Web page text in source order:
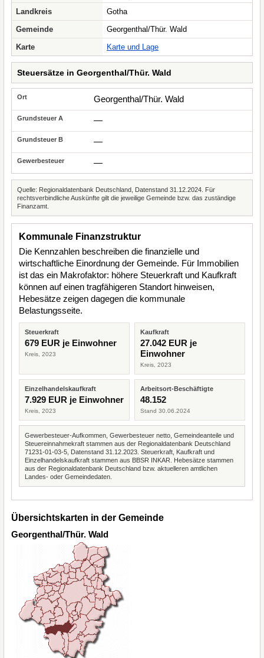
Landkreis
Gotha
Gemeinde
Georgenthal/Thür. Wald
Karte
Karte und Lage
Steuersätze in Georgenthal/Thür. Wald
Georgenthal/Thür. Wald
—
—
—
Quelle: Regionaldatenbank Deutschland, Datenstand 31.12.2024. Für
rechtsverbindliche Auskünfte gilt die jeweilige Gemeinde bzw. das zuständige
Finanzamt.
Kommunale Finanzstruktur
Die Kennzahlen beschreiben die finanzielle und
wirtschaftliche Einordnung der Gemeinde. Für Immobilien
ist das ein Makrofaktor: höhere Steuerkraft und Kaufkraft
können auf einen tragfähigeren Standort hinweisen,
Hebesätze zeigen dagegen die kommunale
Belastungsseite.
Steuerkraft
679 EUR je Einwohner
Kreis, 2023
Kaufkraft
27.042 EUR je
Einwohner
Kreis, 2023
Einzelhandelskaufkraft
7.929 EUR je Einwohner
Kreis, 2023
Arbeitsort-Beschäftigte
48.152
Stand 30.06.2024
Gewerbesteuer-Aufkommen, Gewerbesteuer netto, Gemeindeanteile und
Steuereinnahmekraft stammen aus der Regionaldatenbank Deutschland
71231-01-03-5, Datenstand 31.12.2023. Steuerkraft, Kaufkraft und
Einzelhandelskaufkraft stammen aus BBSR INKAR. Hebesätze stammen
aus der Regionaldatenbank Deutschland bzw. aktuelleren amtlichen
Landes- oder Gemeindedaten.
Übersichtskarten in der Gemeinde
Georgenthal/Thür. Wald